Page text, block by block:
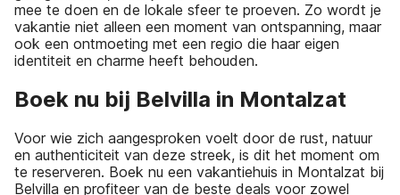
mee te doen en de lokale sfeer te proeven. Zo wordt je
vakantie niet alleen een moment van ontspanning, maar
ook een ontmoeting met een regio die haar eigen
identiteit en charme heeft behouden.
Boek nu bij Belvilla in Montalzat
Voor wie zich aangesproken voelt door de rust, natuur
en authenticiteit van deze streek, is dit het moment om
te reserveren. Boek nu een vakantiehuis in Montalzat bij
Belvilla en profiteer van de beste deals voor zowel